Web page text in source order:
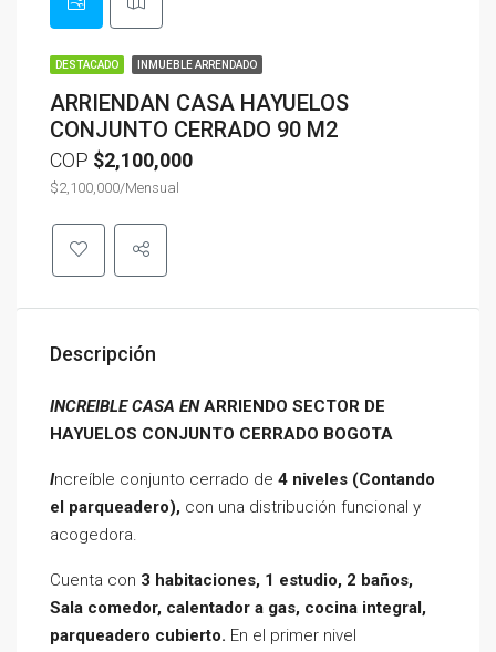
DESTACADO INMUEBLE ARRENDADO
ARRIENDAN CASA HAYUELOS
CONJUNTO CERRADO 90 M2
COP $2,100,000
$2,100,000/Mensual
Descripción
INCREIBLE CASA ENARRIENDO SECTOR DE
HAYUELOS CONJUNTO CERRADO BOGOTA
Increíble conjunto cerrado de 4 niveles (Contando
el parqueadero), con una distribución funcional y
acogedora.
Cuenta con 3 habitaciones, 1 estudio, 2 baños,
Sala comedor, calentador a gas, cocina integral,
parqueadero cubierto. En el primer nivel